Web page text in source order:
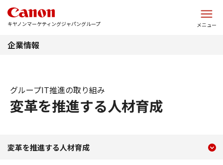
キヤノンマーケティングジャパングループ メニュー
企業情報
変革を推進する人材育成
グループIT推進の取り組み
グループIT 推進の取り組
変革を推進する人材育成